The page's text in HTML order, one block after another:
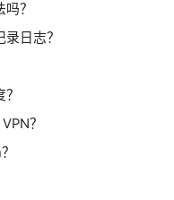
？
日志？
？